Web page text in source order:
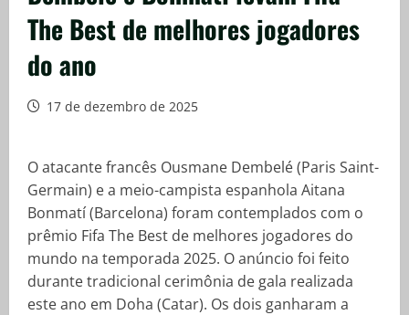
The Best de melhores jogadores
do ano
17 de dezembro de 2025
O atacante francês Ousmane Dembelé (Paris Saint-
Germain) e a meio-campista espanhola Aitana
Bonmatí (Barcelona) foram contemplados com o
prêmio Fifa The Best de melhores jogadores do
mundo na temporada 2025. O anúncio foi feito
durante tradicional cerimônia de gala realizada
este ano em Doha (Catar). Os dois ganharam a